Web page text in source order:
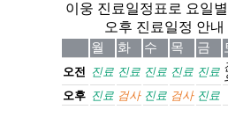
이웅 진료일정표로 요일
오후 진료일정 안내
월 화 수 목 금
오전 진료 진료 진료 진료 진료
오후 진료 검사 진료 검사 진료